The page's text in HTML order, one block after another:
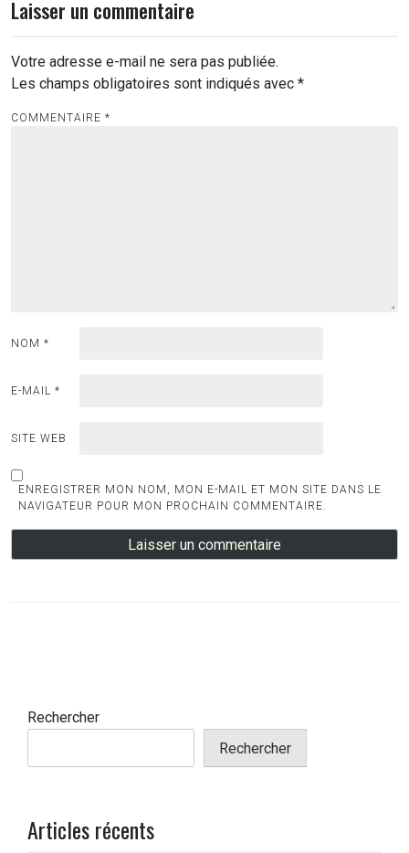
Laisser un commentaire
Votre adresse e-mail ne sera pas publiée.
Les champs obligatoires sont indiqués avec *
COMMENTAIRE *
NOM *
E-MAIL *
SITE WEB
ENREGISTRER MON NOM, MON E-MAIL ET MON SITE DANS LE
NAVIGATEUR POUR MON PROCHAIN COMMENTAIRE.
Rechercher
Rechercher
Articles récents